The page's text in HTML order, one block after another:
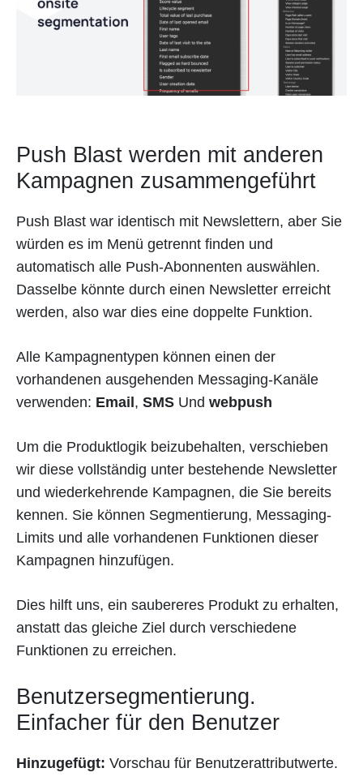
Push Blast werden mit anderen
Kampagnen zusammengeführt
Push Blast war identisch mit Newslettern, aber Sie
würden es im Menü getrennt finden und
automatisch alle Push-Abonnenten auswählen.
Dasselbe könnte durch einen Newsletter erreicht
werden, also war dies eine doppelte Funktion.
Alle Kampagnentypen können einen der
vorhandenen ausgehenden Messaging-Kanäle
verwenden: Email, SMS Und webpush
Um die Produktlogik beizubehalten, verschieben
wir diese vollständig unter bestehende Newsletter
und wiederkehrende Kampagnen, die Sie bereits
kennen. Sie können Segmentierung, Messaging-
Limits und alle vorhandenen Funktionen dieser
Kampagnen hinzufügen.
Dies hilft uns, ein saubereres Produkt zu erhalten,
anstatt das gleiche Ziel durch verschiedene
Funktionen zu erreichen.
Benutzersegmentierung.
Einfacher für den Benutzer
Hinzugefügt: Vorschau für Benutzerattributwerte.